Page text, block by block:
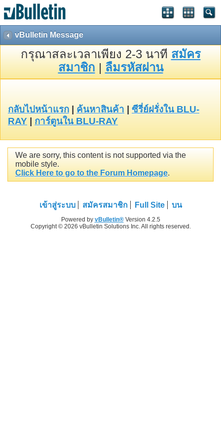
vBulletin Message
กรุณาสละเวลาเพียง 2-3 นาที สมัคร
สมาชิก | ลืมรหัสผ่าน
กลับไปหน้าแรก ค้นหาสินค้า
ซีรี่ย์ฝรั่งใน BLU-
RAY
การ์ตูนใน BLU-RAY
We are sorry, this content is not supported via the
mobile style.
Click Here to go to the Forum Homepage.
เข้าสู่ระบบ สมัครสมาชิก Full Site บน
Powered by vBulletin®Version 4.2.5
Copyright © 2026 vBulletin Solutions Inc. All rights reserved.